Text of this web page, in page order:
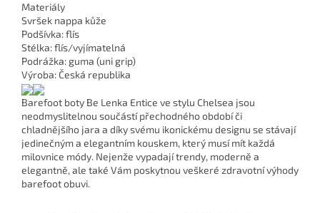
Materiály
Svršek nappa kůže
Podšívka: flís
Stélka: flís/vyjímatelná
Podrážka: guma (uni grip)
Výroba: Česká republika
Barefoot boty Be Lenka Entice ve stylu Chelsea jsou
neodmyslitelnou součástí přechodného období či
chladnějšího jara a díky svému ikonickému designu se stávají
jedinečným a elegantním kouskem, který musí mít každá
milovnice módy. Nejenže vypadají trendy, moderně a
elegantně, ale také Vám poskytnou veškeré zdravotní výhody
barefoot obuvi.